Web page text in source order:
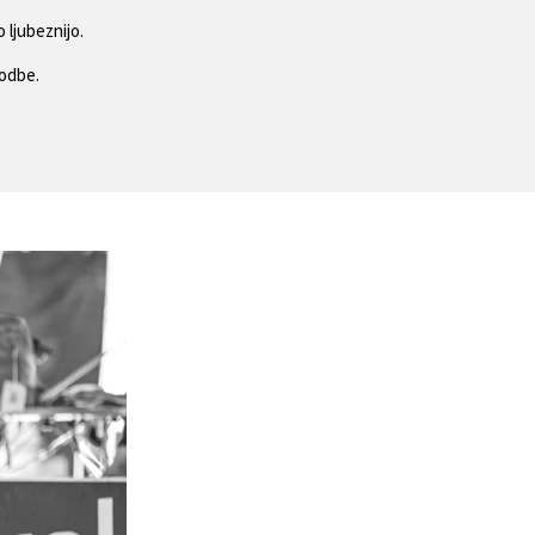
ljubeznijo.